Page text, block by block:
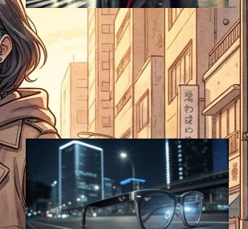
Ray-Ban Metaスマートグラ
ス、EMEA地域で大ヒット：
AIとARの融合が拓く未来の日
常
VR/ARニュース
2024年10月21日13:03